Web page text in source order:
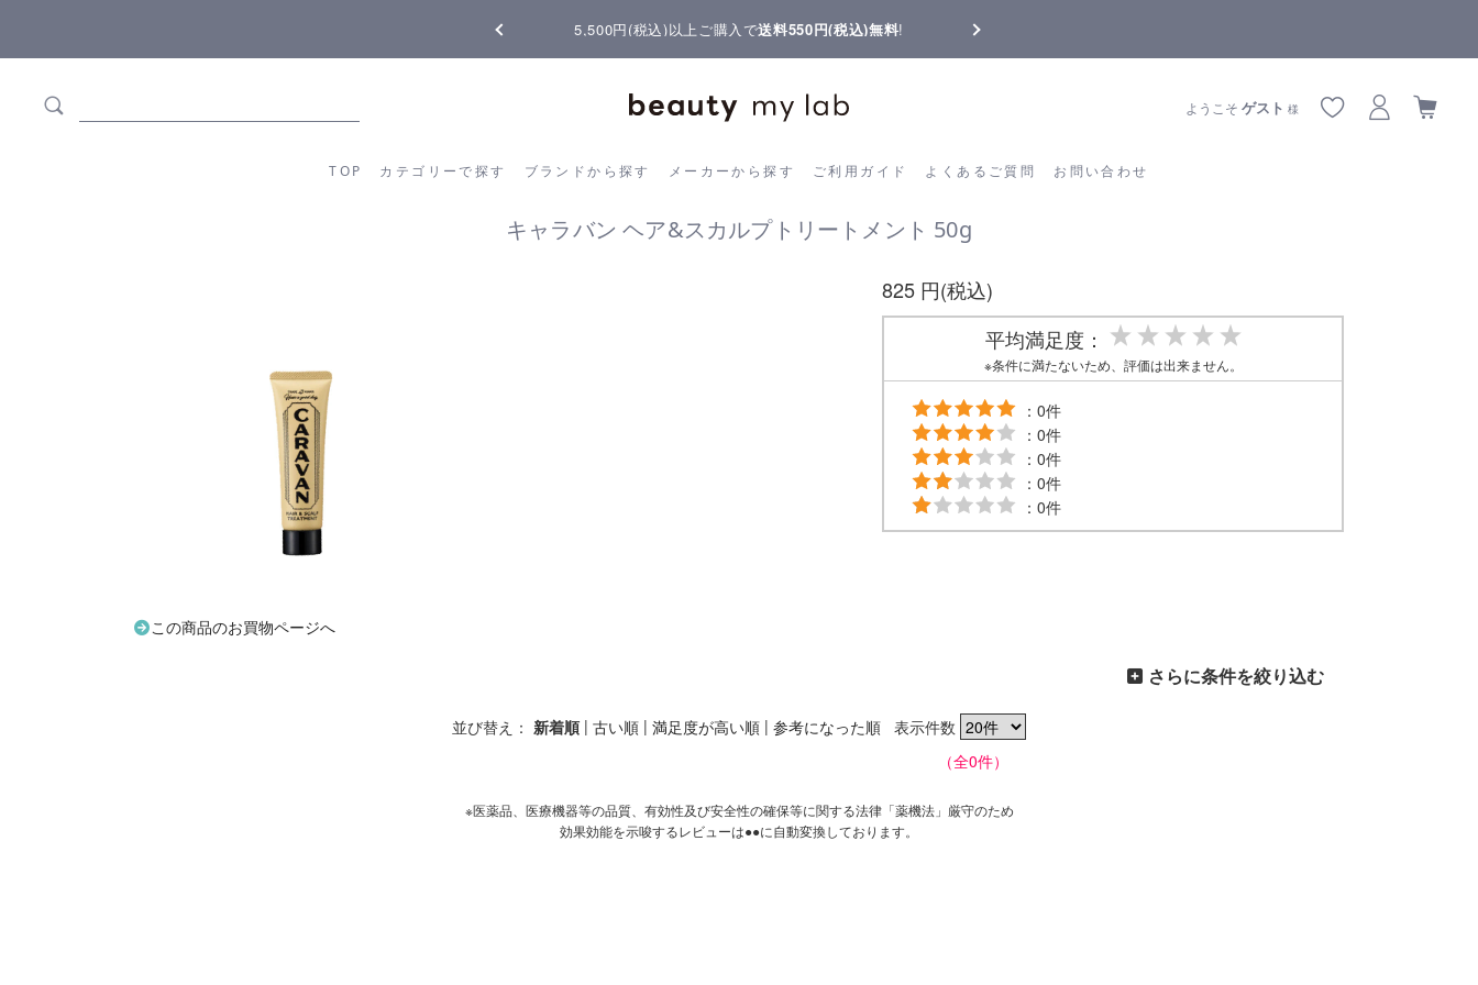
5,500円(税込)以上ご購入で送料550円(税込)無料!
TOP カテゴリーで探す ブランドから探す メーカーから探す ご利用ガイド よくあるご質問 お問い合わせ
ようこそゲスト 様
カテゴリーから探す ブランドから探す メーカーから探す ご利用ガイド よくあるご質問
キャラバン ヘア&スカルプトリートメント 50g
この商品のお買物ページへ
825 円(税込)
平均満足度：
※条件に満たないため、評価は出来ません。
：0件
：0件
：0件
：0件
：0件
さらに条件を絞り込む
並び替え： 新着順 | 古い順 | 満足度が高い順 | 参考になった順 表示件数
（全0件）
※医薬品、医療機器等の品質、有効性及び安全性の確保等に関する法律「薬機法」厳守のため
効果効能を示唆するレビューは●●に自動変換しております。